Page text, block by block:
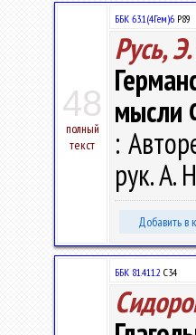
48
полный
текст
ББК 63.1(4Гем)6 Р89
Русь,
мысли
:
рук. А.
Добавить в
ББК 81.411.2 С34